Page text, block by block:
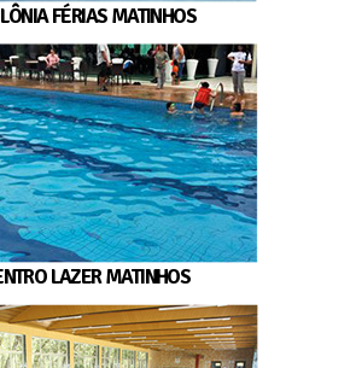
FÉRIAS MATINHOS
LAZER MATINHOS